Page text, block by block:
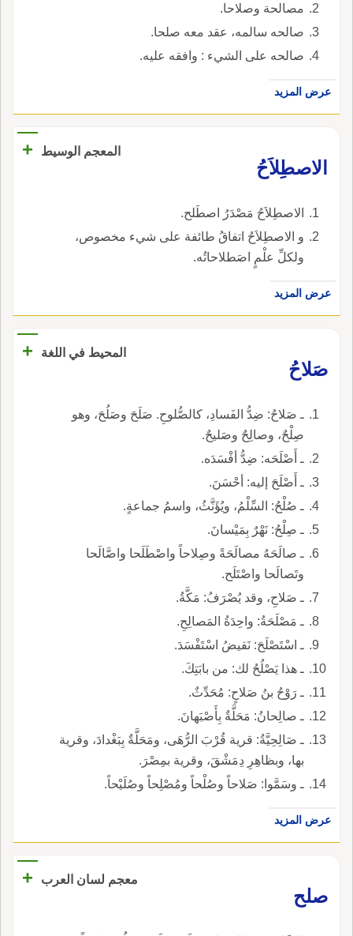
مصالحة وصلاحا.
صالحه سالمه، عقد معه صلحا.
صالحه على الشيء : وافقه عليه.
عرض المزيد
المعجم الوسيط
+
الاصطِلاَحُ
الاصطِلاَحُ مَصْدَرُ اصطَلح.
و الاصطِلاَحُ اتفاقُ طائفة على شيء مخصوص،
ولكلِّ علْمٍ اصَطلاحاتُه.
عرض المزيد
المحيط في اللغة
+
صَلاحُ
ـ صَلاحُ: ضِدُّ الفَسادِ، كالصُّلوحِ. صَلَحَ وصَلُحَ، وهو
صِلْحٌ، وصالِحٌ وصَليحٌ.
ـ أَصْلَحَه: ضِدُّ أفْسَدَه.
ـ أَصْلَحَ إليه: أحْسَنَ.
ـ صُلْحُ: السِّلْمُ، ويُؤَنَّثُ، واسمُ جماعةٍ.
ـ صِلْحُ: نَهْرٌ بِمَيْسانَ.
ـ صالَحَهُ مصالَحَةً وصِلاحاً واصْطَلَحا واصَّالَحا
وتَصالَحا واصْتَلَح.
ـ صَلاحِ، وقد يُصْرَفُ: مَكَّةُ.
ـ مَصْلَحَةُ: واحِدَةُ المَصالِحِ.
ـ اسْتَصْلَحَ: نَقيضُ اسْتَفْسَدَ.
ـ هذا يَصْلُحُ لك: من بابَتِكَ.
ـ رَوْحُ بنُ صَلاحٍ: مُحَدِّثٌ.
ـ صالِحانُ: مَحَلَّةٌ بِأَصْبَهانَ.
ـ صَالِحِيَّةُ: قرية قُرْبَ الرُّهَى، ومَحَلَّةٌ بِبَغْدادَ، وقرية
بها، وبظاهِرِ دِمَشْقَ، وقرية بمِصْرَ.
ـ وسَمَّوا: صَلاحاً وصُلْحاً ومُصْلِحاً وصُلَيْحاً.
عرض المزيد
معجم لسان العرب
+
صلح